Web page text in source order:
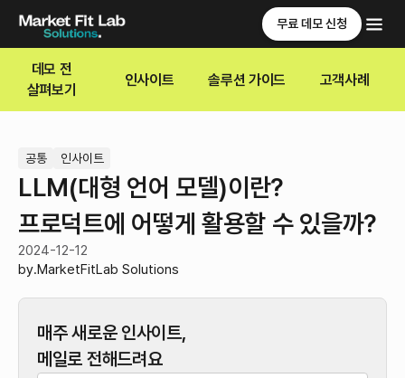
무료 데모 신청
데모 전
살펴보기
인사이트 솔루션 가이드 고객사례
공통 인사이트
LLM(대형 언어 모델)이란?
프로덕트에 어떻게 활용할 수 있을까?
2024-12-12
by.MarketFitLab Solutions
매주 새로운 인사이트,
메일로 전해드려요